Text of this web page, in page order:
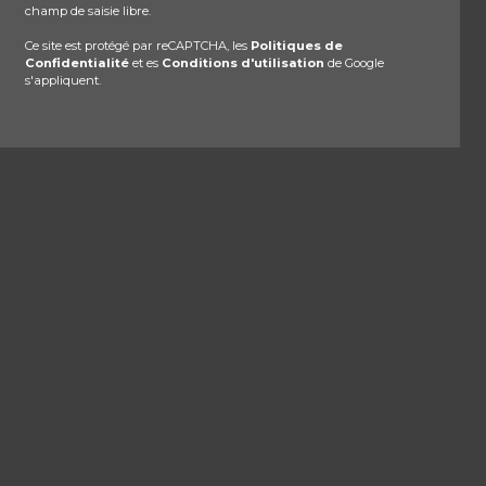
champ de saisie libre.
Ce site est protégé par reCAPTCHA, les Politiques de
Confidentialitéet es Conditions d'utilisation de Google
s'appliquent.